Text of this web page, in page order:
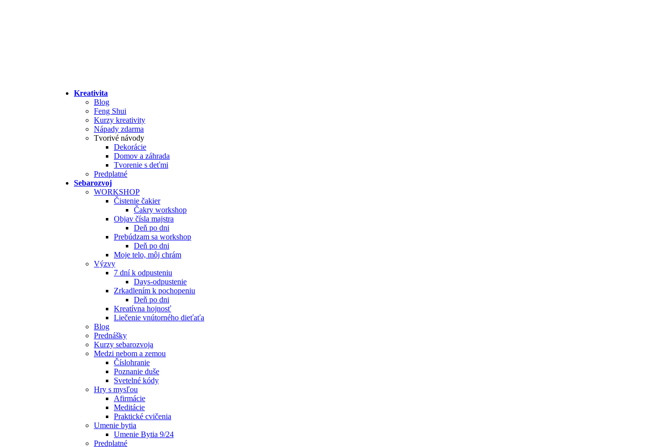
Kreativita
Blog
Feng Shui
Kurzy kreativity
Nápady zdarma
Tvorivé návody
Dekorácie
Domov a záhrada
Tvorenie s deťmi
Predplatné
Sebarozvoj
WORKSHOP
Čistenie čakier
Čakry workshop
Objav čísla majstra
Deň po dni
Prebúdzam sa workshop
Deň po dni
Moje telo, môj chrám
Výzvy
7 dní k odpusteniu
Days-odpustenie
Zrkadlením k pochopeniu
Deň po dni
Kreatívna hojnosť
Liečenie vnútorného dieťaťa
Blog
Prednášky
Kurzy sebarozvoja
Medzi nebom a zemou
Číslohranie
Poznanie duše
Svetelné kódy
Hry s mysľou
Afirmácie
Meditácie
Praktické cvičenia
Umenie bytia
Umenie Bytia 9/24
Predplatné